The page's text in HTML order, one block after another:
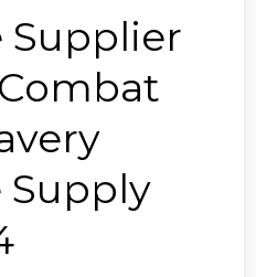
Supplier
Supply